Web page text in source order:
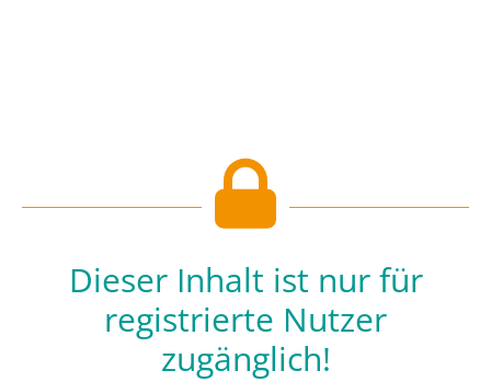
Dieser Inhalt ist nur für
registrierte Nutzer
zugänglich!